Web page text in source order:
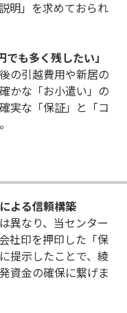
明」を求めておられ
も多く残したい」
の引越費用や新居の
かな「お小遣い」の
実な「保証」と「コ
よる信頼構築
異なり、当センター
社印を押印した「保
提示したことで、綾
資金の確保に繋げま